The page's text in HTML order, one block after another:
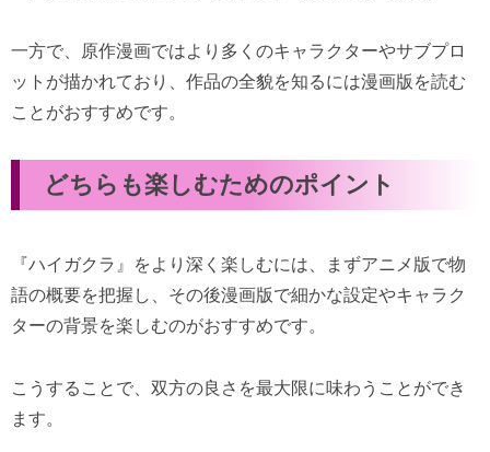
一方で、原作漫画ではより多くのキャラクターやサブプロ
ットが描かれており、作品の全貌を知るには漫画版を読む
ことがおすすめです。
どちらも楽しむためのポイント
『ハイガクラ』をより深く楽しむには、まずアニメ版で物
語の概要を把握し、その後漫画版で細かな設定やキャラク
ターの背景を楽しむのがおすすめです。
こうすることで、双方の良さを最大限に味わうことができ
ます。